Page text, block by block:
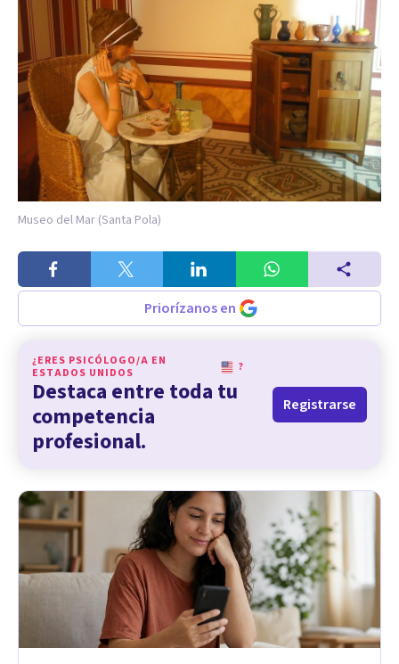
Museo del Mar (Santa Pola)
Priorízanos en
¿ERES PSICÓLOGO/A EN
ESTADOS UNIDOS
?
Destaca entre toda tu
competencia
profesional.
Registrarse